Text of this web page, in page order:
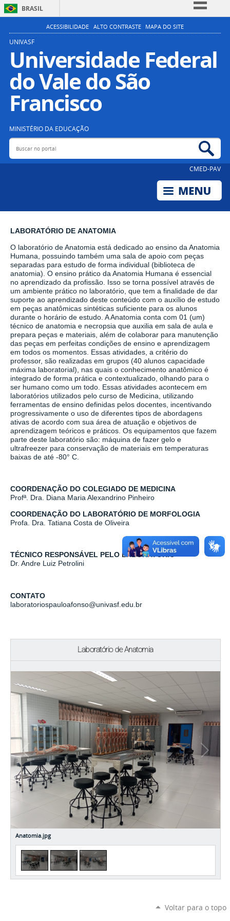
BRASIL
Simplifique!
Participe
Acesso à informação
Legislação
ACESSIBILIDADE ALTO CONTRASTE MAPA DO SITE
UNIVASF
Universidade Federal
do Vale do São
Francisco
MINISTÉRIO DA EDUCAÇÃO
Buscar no portal
CMED-PAV
LABORATÓRIO DE ANATOMIA
O laboratório de Anatomia está dedicado ao ensino da Anatomia
Humana, possuindo também uma sala de apoio com peças
separadas para estudo de forma individual (biblioteca de
anatomia). O ensino prático da Anatomia Humana é essencial
no aprendizado da profissão. Isso se torna possível através de
um ambiente prático no laboratório, que tem a finalidade de dar
suporte ao aprendizado deste conteúdo com o auxílio de estudo
em peças anatômicas sintéticas suficiente para os alunos
durante o horário de estudo. A Anatomia conta com 01 (um)
técnico de anatomia e necropsia que auxilia em sala de aula e
prepara peças e materiais, além de colaborar para manutenção
das peças em perfeitas condições de ensino e aprendizagem
em todos os momentos. Essas atividades, a critério do
professor, são realizadas em grupos (40 alunos capacidade
máxima laboratorial), nas quais o conhecimento anatômico é
integrado de forma prática e contextualizado, olhando para o
ser humano como um todo. Essas atividades acontecem em
laboratórios utilizados pelo curso de Medicina, utilizando
ferramentas de ensino definidas pelos docentes, incentivando
progressivamente o uso de diferentes tipos de abordagens
ativas de acordo com sua área de atuação e objetivos de
aprendizagem teóricos e práticos. Os equipamentos que fazem
parte deste laboratório são: máquina de fazer gelo e
ultrafreezer para conservação de materiais em temperaturas
baixas de até -80° C.
COORDENAÇÃO DO COLEGIADO DE MEDICINA
Profª. Dra. Diana Maria Alexandrino Pinheiro
COORDENAÇÃO DO LABORATÓRIO DE MORFOLOGIA
Profa. Dra. Tatiana Costa de Oliveira
TÉCNICO RESPONSÁVEL PELO LABORATÓRIO
Dr. Andre Luiz Petrolini
CONTATO
laboratoriospauloafonso@univasf.edu.br
Laboratório de Anatomia
Anatomia.jpg
Voltar para o topo